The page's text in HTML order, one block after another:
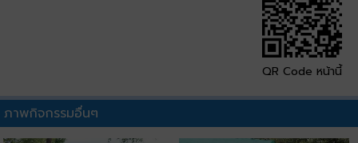
QR Code หน้านี้
ภาพกิจกรรมอื่นๆ